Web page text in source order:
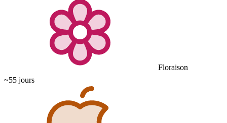
Floraison
~55 jours